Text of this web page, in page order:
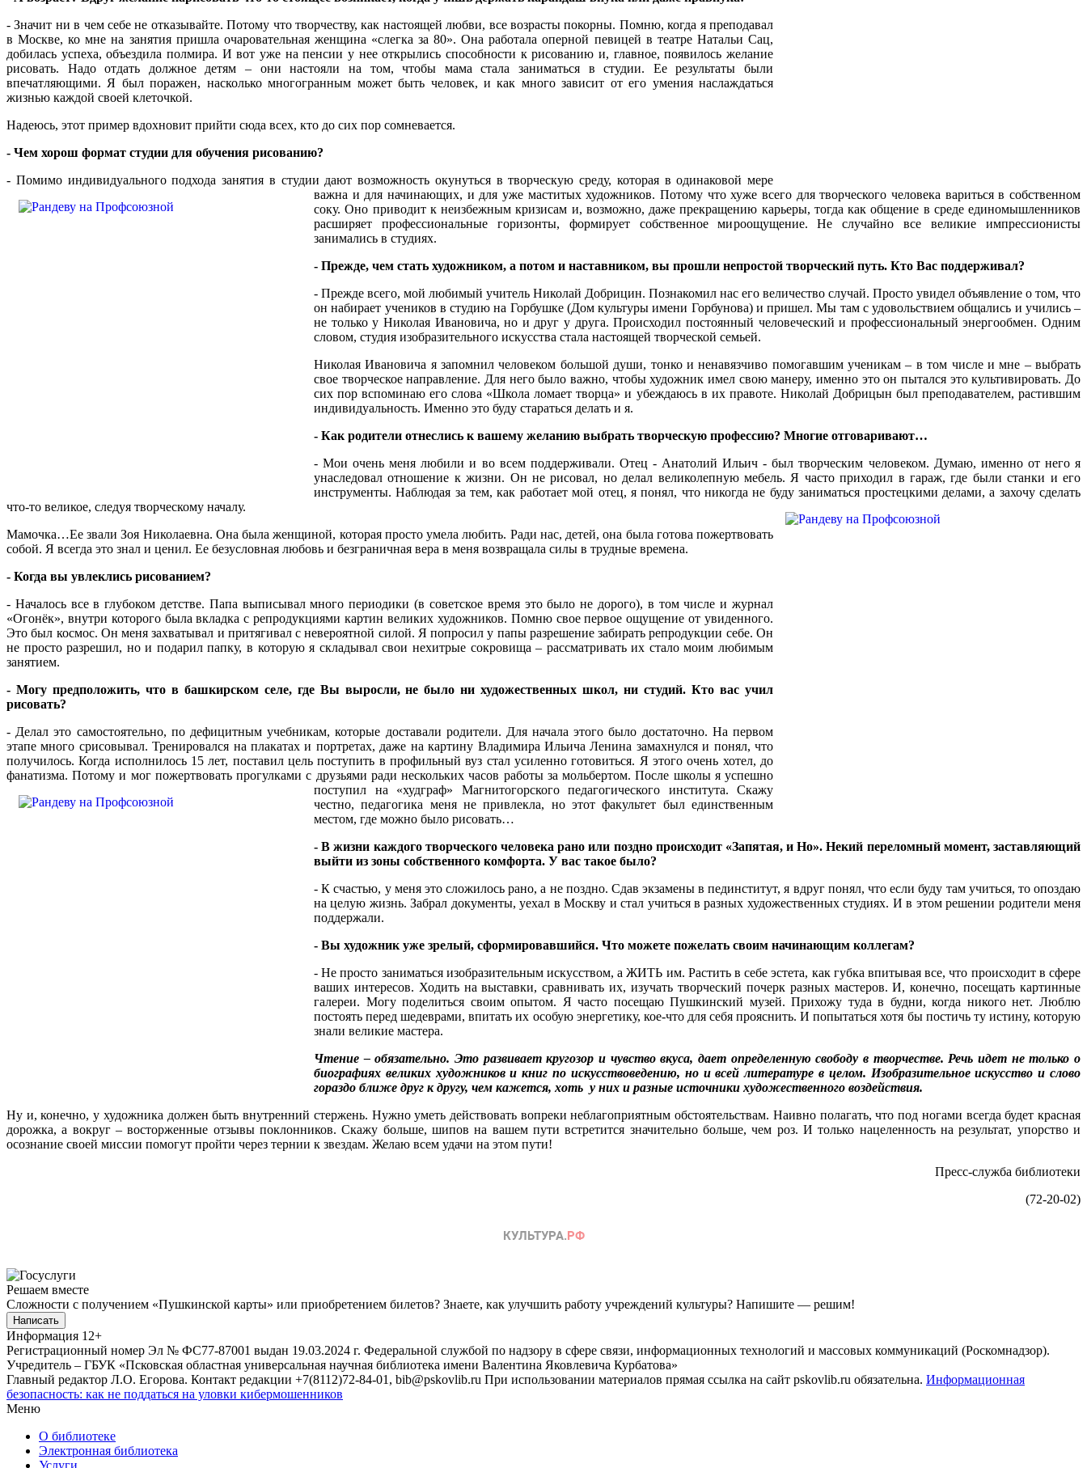
- Значит ни в чем себе не отказывайте. Потому что творчеству, как настоящей любви, все возрасты покорны. Помню, когда я преподавал
в Москве, ко мне на занятия пришла очаровательная женщина «слегка за 80». Она работала оперной певицей в театре Натальи Сац,
добилась успеха, объездила полмира. И вот уже на пенсии у нее открылись способности к рисованию и, главное, появилось желание
рисовать. Надо отдать должное детям – они настояли на том, чтобы мама стала заниматься в студии. Ее результаты были
впечатляющими. Я был поражен, насколько многогранным может быть человек, и как много зависит от его умения наслаждаться
жизнью каждой своей клеточкой.
Надеюсь, этот пример вдохновит прийти сюда всех, кто до сих пор сомневается.
- Чем хорош формат студии для обучения рисованию?
- Помимо индивидуального подхода занятия в студии дают возможность окунуться в творческую среду, которая в одинаковой мере
важна и для начинающих, и для уже маститых художников. Потому что хуже всего для творческого человека вариться в собственном
соку. Оно приводит к неизбежным кризисам и, возможно, даже прекращению карьеры, тогда как общение в среде единомышленников
расширяет профессиональные горизонты, формирует собственное мироощущение. Не случайно все великие импрессионисты
занимались в студиях.
- Прежде, чем стать художником, а потом и наставником, вы прошли непростой творческий путь. Кто Вас поддерживал?
- Прежде всего, мой любимый учитель Николай Добрицин. Познакомил нас его величество случай. Просто увидел объявление о том, что
он набирает учеников в студию на Горбушке (Дом культуры имени Горбунова) и пришел. Мы там с удовольствием общались и учились –
не только у Николая Ивановича, но и друг у друга. Происходил постоянный человеческий и профессиональный энергообмен. Одним
словом, студия изобразительного искусства стала настоящей творческой семьей.
Николая Ивановича я запомнил человеком большой души, тонко и ненавязчиво помогавшим ученикам – в том числе и мне – выбрать
свое творческое направление. Для него было важно, чтобы художник имел свою манеру, именно это он пытался это культивировать. До
сих пор вспоминаю его слова «Школа ломает творца» и убеждаюсь в их правоте. Николай Добрицын был преподавателем, растившим
индивидуальность. Именно это буду стараться делать и я.
- Как родители отнеслись к вашему желанию выбрать творческую профессию? Многие отговаривают…
- Мои очень меня любили и во всем поддерживали. Отец - Анатолий Ильич - был творческим человеком. Думаю, именно от него я
унаследовал отношение к жизни. Он не рисовал, но делал великолепную мебель. Я часто приходил в гараж, где были станки и его
инструменты. Наблюдая за тем, как работает мой отец, я понял, что никогда не буду заниматься простецкими делами, а захочу сделать
что-то великое, следуя творческому началу.
Мамочка…Ее звали Зоя Николаевна. Она была женщиной, которая просто умела любить. Ради нас, детей, она была готова пожертвовать
собой. Я всегда это знал и ценил. Ее безусловная любовь и безграничная вера в меня возвращала силы в трудные времена.
- Когда вы увлеклись рисованием?
- Началось все в глубоком детстве. Папа выписывал много периодики (в советское время это было не дорого), в том числе и журнал
«Огонёк», внутри которого была вкладка с репродукциями картин великих художников. Помню свое первое ощущение от увиденного.
Это был космос. Он меня захватывал и притягивал с невероятной силой. Я попросил у папы разрешение забирать репродукции себе. Он
не просто разрешил, но и подарил папку, в которую я складывал свои нехитрые сокровища – рассматривать их стало моим любимым
занятием.
- Могу предположить, что в башкирском селе, где Вы выросли, не было ни художественных школ, ни студий. Кто вас учил
рисовать?
- Делал это самостоятельно, по дефицитным учебникам, которые доставали родители. Для начала этого было достаточно. На первом
этапе много срисовывал. Тренировался на плакатах и портретах, даже на картину Владимира Ильича Ленина замахнулся и понял, что
получилось. Когда исполнилось 15 лет, поставил цель поступить в профильный вуз стал усиленно готовиться. Я этого очень хотел, до
фанатизма. Потому и мог пожертвовать прогулками с друзьями ради нескольких часов работы за мольбертом. После школы я успешно
поступил на «худграф» Магнитогорского педагогического института. Скажу
честно, педагогика меня не привлекла, но этот факультет был единственным
местом, где можно было рисовать…
- В жизни каждого творческого человека рано или поздно происходит «Запятая, и Но». Некий переломный момент, заставляющий
выйти из зоны собственного комфорта. У вас такое было?
- К счастью, у меня это сложилось рано, а не поздно. Сдав экзамены в пединститут, я вдруг понял, что если буду там учиться, то опоздаю
на целую жизнь. Забрал документы, уехал в Москву и стал учиться в разных художественных студиях. И в этом решении родители меня
поддержали.
- Вы художник уже зрелый, сформировавшийся. Что можете пожелать своим начинающим коллегам?
- Не просто заниматься изобразительным искусством, а ЖИТЬ им. Растить в себе эстета, как губка впитывая все, что происходит в сфере
ваших интересов. Ходить на выставки, сравнивать их, изучать творческий почерк разных мастеров. И, конечно, посещать картинные
галереи. Могу поделиться своим опытом. Я часто посещаю Пушкинский музей. Прихожу туда в будни, когда никого нет. Люблю
постоять перед шедеврами, впитать их особую энергетику, кое-что для себя прояснить. И попытаться хотя бы постичь ту истину, которую
знали великие мастера.
Чтение – обязательно. Это развивает кругозор и чувство вкуса, дает определенную свободу в творчестве. Речь идет не только о
биографиях великих художников и книг по искусствоведению, но и всей литературе в целом. Изобразительное искусство и слово
гораздо ближе друг к другу, чем кажется, хоть у них и разные источники художественного воздействия.
Ну и, конечно, у художника должен быть внутренний стержень. Нужно уметь действовать вопреки неблагоприятным обстоятельствам. Наивно полагать, что под ногами всегда будет красная
дорожка, а вокруг – восторженные отзывы поклонников. Скажу больше, шипов на вашем пути встретится значительно больше, чем роз. И только нацеленность на результат, упорство и
осознание своей миссии помогут пройти через тернии к звездам. Желаю всем удачи на этом пути!
Пресс-служба библиотеки
(72-20-02)
Решаем вместе
Сложности с получением «Пушкинской карты» или приобретением билетов? Знаете, как улучшить работу учреждений культуры? Напишите — решим!
Написать
Информация 12+
Регистрационный номер Эл № ФС77-87001 выдан 19.03.2024 г. Федеральной службой по надзору в сфере связи, информационных технологий и массовых коммуникаций (Роскомнадзор).
Учредитель – ГБУК «Псковская областная универсальная научная библиотека имени Валентина Яковлевича Курбатова»
Главный редактор Л.О. Егорова. Контакт редакции +7(8112)72-84-01, bib@pskovlib.ru При использовании материалов прямая ссылка на сайт pskovlib.ru обязательна. Информационная
безопасность: как не поддаться на уловки кибермошенников
Меню
О библиотеке
Электронная библиотека
Услуги